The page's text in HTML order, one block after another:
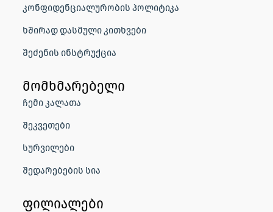
კონფიდენციალურობის პოლიტიკა
ხშირად დასმული კითხვები
შეძენის ინსტრუქცია
მომხმარებელი
ჩემი კალათა
შეკვეთები
სურვილები
შედარებების სია
ფილიალები